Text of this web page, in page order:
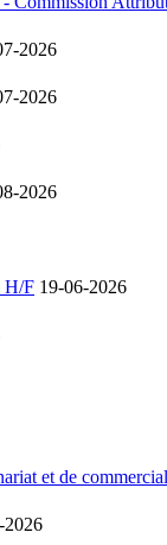
2026
2026
2026
H/F 19-06-2026
et de
2026